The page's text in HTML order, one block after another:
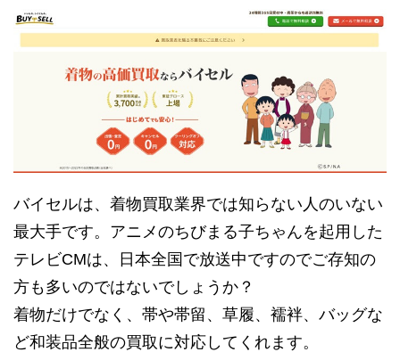
バイセルは、着物買取業界では知らない人のいない
最大手です。アニメのちびまる子ちゃんを起用した
テレビCMは、日本全国で放送中ですのでご存知の
方も多いのではないでしょうか？
着物だけでなく、帯や帯留、草履、襦袢、バッグな
ど和装品全般の買取に対応してくれます。